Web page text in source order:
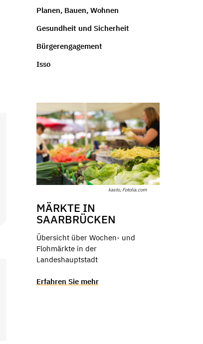
Planen, Bauen, Wohnen
Gesundheit und Sicherheit
Bürgerengagement
Isso
kasto, Fotolia.com
MÄRKTE IN
SAARBRÜCKEN
Übersicht über Wochen- und
Flohmärkte in der
Landeshauptstadt
Erfahren Sie mehr